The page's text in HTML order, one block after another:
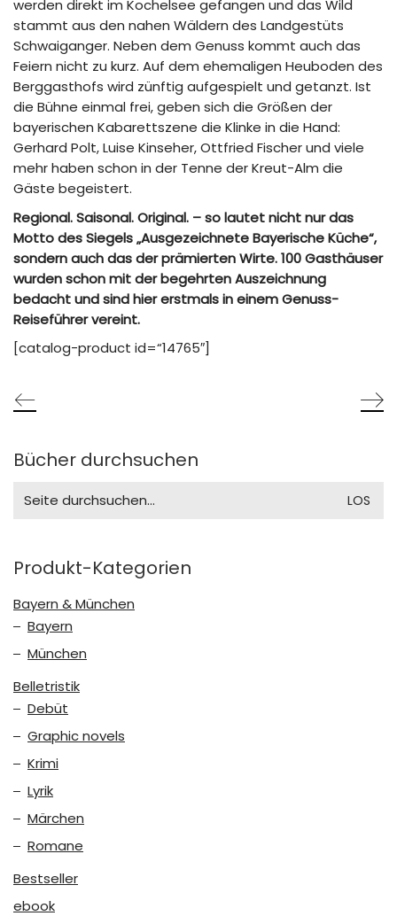
werden direkt im Kochelsee gefangen und das Wild
stammt aus den nahen Wäldern des Landgestüts
Schwaiganger. Neben dem Genuss kommt auch das
Feiern nicht zu kurz. Auf dem ehemaligen Heuboden des
Berggasthofs wird zünftig aufgespielt und getanzt. Ist
die Bühne einmal frei, geben sich die Größen der
bayerischen Kabarettszene die Klinke in die Hand:
Gerhard Polt, Luise Kinseher, Ottfried Fischer und viele
mehr haben schon in der Tenne der Kreut-Alm die
Gäste begeistert.
Regional. Saisonal. Original. – so lautet nicht nur das
Motto des Siegels „Ausgezeichnete Bayerische Küche“,
sondern auch das der prämierten Wirte. 100 Gasthäuser
wurden schon mit der begehrten Auszeichnung
bedacht und sind hier erstmals in einem Genuss-
Reiseführer vereint.
[catalog-product id=“14765″]
Bücher durchsuchen
for:
Produkt-Kategorien
Bayern & München
Bayern
München
Belletristik
Debüt
Graphic novels
Krimi
Lyrik
Märchen
Romane
Bestseller
ebook